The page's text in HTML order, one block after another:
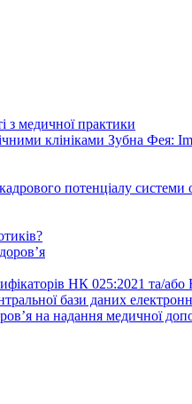
з медичної практики
клініками Зубна Фея:
потенціалу системи
НК 025:2021 та/
бази даних
на надання медичної